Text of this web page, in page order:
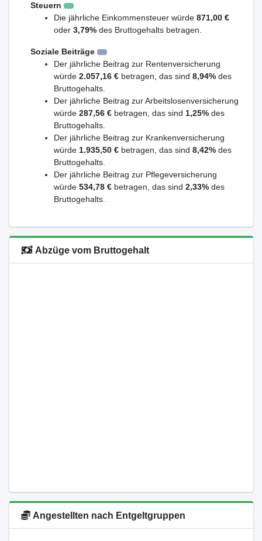
Steuern
Die jährliche Einkommensteuer würde 871,00 €
oder 3,79% des Bruttogehalts betragen.
Soziale Beiträge
Der jährliche Beitrag zur Rentenversicherung
würde 2.057,16 € betragen, das sind 8,94% des
Bruttogehalts.
Der jährliche Beitrag zur Arbeitslosenversicherung
würde 287,56 € betragen, das sind 1,25% des
Bruttogehalts.
Der jährliche Beitrag zur Krankenversicherung
würde 1.935,50 € betragen, das sind 8,42% des
Bruttogehalts.
Der jährliche Beitrag zur Pflegeversicherung
würde 534,78 € betragen, das sind 2,33% des
Bruttogehalts.
Abzüge vom Bruttogehalt
Angestellten nach Entgeltgruppen